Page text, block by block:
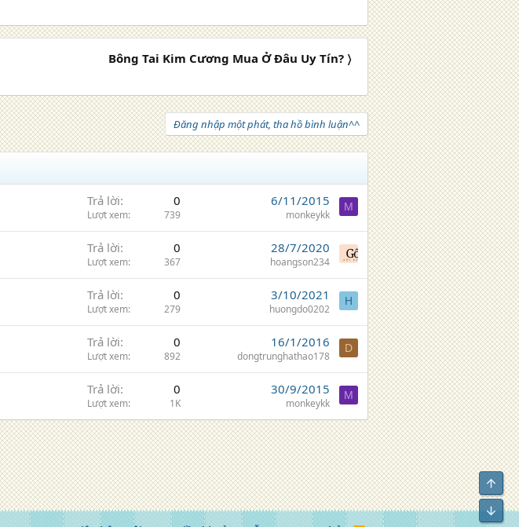
Bông Tai Kim Cương Mua Ở Đâu Uy Tín? 〉
Đăng nhập một phát, tha hồ bình luận^^
Trả lời 0
Lượt xem 739
6/11/2015
monkeykk
M
Trả lời 0
Lượt xem 367
28/7/2020
hoangson234
Trả lời 0
Lượt xem 279
3/10/2021
huongdo0202
H
Trả lời 0
Lượt xem 892
16/1/2016
dongtrunghathao178
D
Trả lời 0
Lượt xem 1K
30/9/2015
monkeykk
M
Top